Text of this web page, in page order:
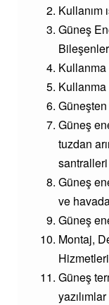
Kullanım
Güneş
Kullanma
Kullanma
Güneş
tuzdan
Güneş
ve
Güneş
Montaj,
Hizmetleri
Güneş
yazılımlar